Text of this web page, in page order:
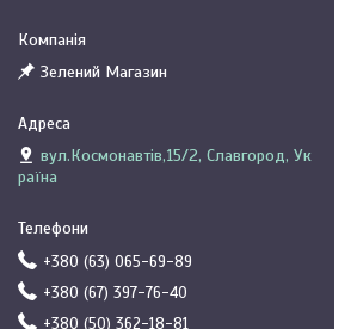
Зелений Магазин
вул.Космонавтів,15/2, Славгород, Ук
раїна
+380 (63) 065-69-89
+380 (67) 397-76-40
+380 (50) 362-18-81